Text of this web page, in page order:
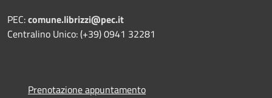
PEC:comune.librizzi@pec.it
Centralino Unico: (+39) 0941 32281
Prenotazione appuntamento